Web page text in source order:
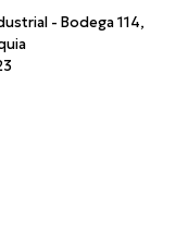
- Bodega 114,